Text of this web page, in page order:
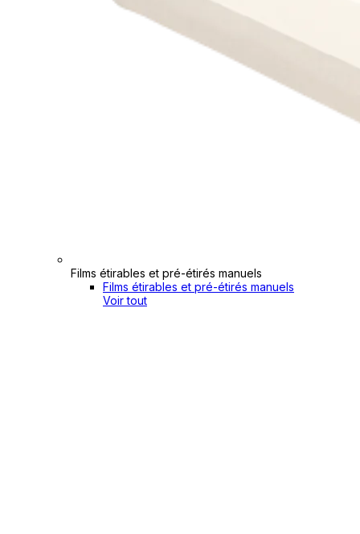
Films étirables et pré-étirés manuels
Films étirables et pré-étirés manuels
Voir tout